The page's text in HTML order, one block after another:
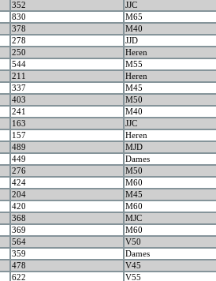
352
JJC
830
M65
378
M40
278
JJD
250
Heren
544
M55
211
Heren
337
M45
403
M50
241
M40
163
JJC
157
Heren
489
MJD
449
Dames
276
M50
424
M60
204
M45
420
M60
368
MJC
369
M60
564
V50
359
Dames
478
V45
622 V55